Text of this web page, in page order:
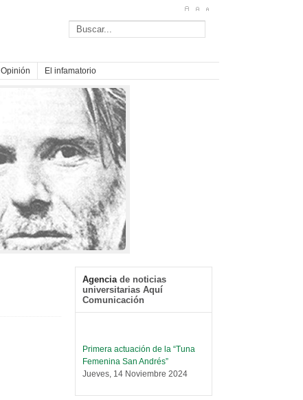
Opinión El infamatorio
Agencia de noticias
universitarias Aquí
Comunicación
Primera actuación de la “Tuna
Femenina San Andrés”
Jueves, 14 Noviembre 2024
Leer Más...